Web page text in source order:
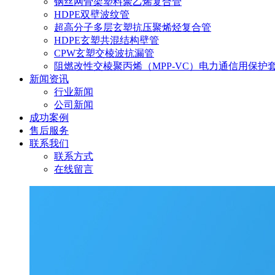
HDPE双壁波纹管
超高分子多层玄塑抗压聚烯烃复合管
HDPE玄塑共混结构壁管
CPW玄塑交棱波抗漏管
阻燃改性交棱聚丙烯（MPP-VC）电力通信用保护
新闻资讯
行业新闻
公司新闻
成功案例
售后服务
联系我们
联系方式
在线留言